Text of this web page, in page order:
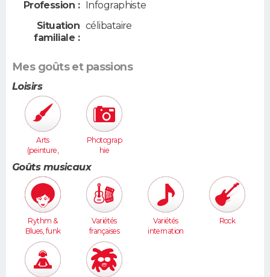
Profession : Infographiste
Situation
familiale :
célibataire
Mes goûts et passions
Loisirs
Arts
(peinture,
sculpture...
)
Photograp
hie
Goûts musicaux
Rythm &
Blues, funk
Variétés
françaises
Variétés
internation
Rock